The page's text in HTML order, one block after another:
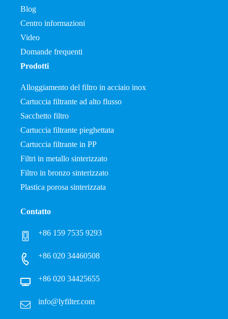
Blog
Centro informazioni
Video
Domande frequenti
Prodotti
Alloggiamento del filtro in acciaio inox
Cartuccia filtrante ad alto flusso
Sacchetto filtro
Cartuccia filtrante pieghettata
Cartuccia filtrante in PP
Filtri in metallo sinterizzato
Filtro in bronzo sinterizzato
Plastica porosa sinterizzata
Contatto
+86 159 7535 9293
+86 020 34460508
+86 020 34425655
info@lyfilter.com